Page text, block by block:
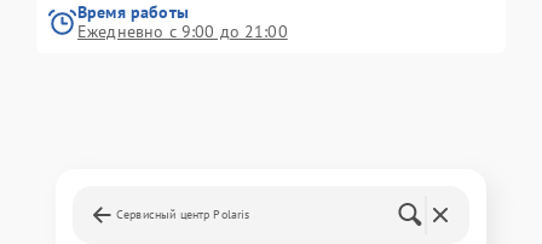
Время работы
Ежедневно с 9:00 до 21:00
Сервисный центр Polaris